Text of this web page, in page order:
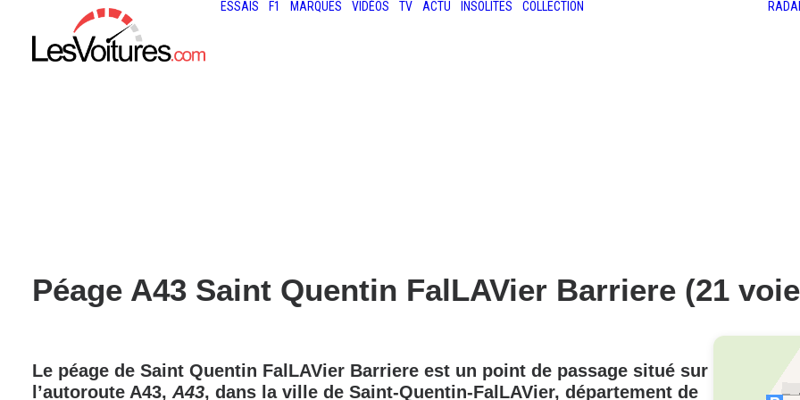
ESSAIS F1 MARQUES VIDÉOS TV ACTU INSOLITES COLLECTION
Péage A43 Saint Quentin FalLAVier Barriere (21
Le péage de Saint Quentin FalLAVier Barriere est un point de passage situé sur
l’autoroute A43, A43, dans la ville de Saint-Quentin-FalLAVier, département de